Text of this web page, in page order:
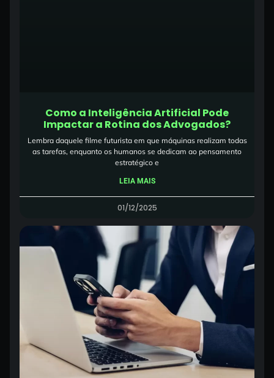
Como a Inteligência Artificial Pode
Impactar a Rotina dos Advogados?
Lembra daquele filme futurista em que máquinas realizam todas
as tarefas, enquanto os humanos se dedicam ao pensamento
estratégico e
LEIA MAIS
01/12/2025